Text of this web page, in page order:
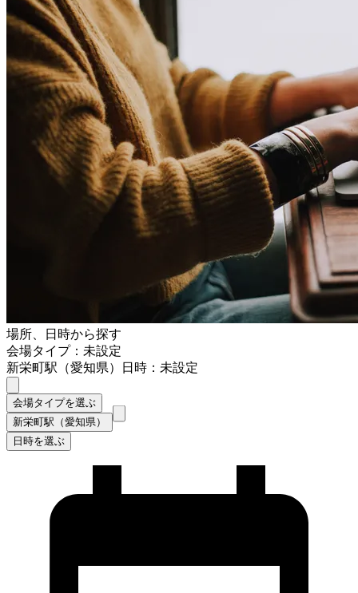
場所、日時から探す
会場タイプ：未設定
新栄町駅（愛知県）
日時：未設定
会場タイプを選ぶ
新栄町駅（愛知県）
日時を選ぶ